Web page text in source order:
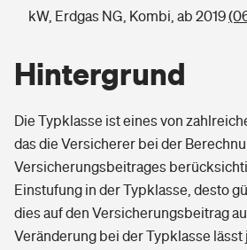
kW, Erdgas NG, Kombi, ab 2019
Hintergrund
Die Typklasse ist eines von
das die Versicherer bei der
Versicherungsbeitrages
Einstufung in der Typklasse, desto
dies auf den Versicherungsbeitrag
Veränderung bei der Typklasse lässt